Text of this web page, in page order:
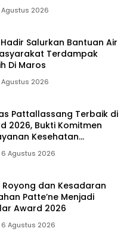
Agustus 2026
Salurkan Bantuan Air
Terdampak
Di Maros
Agustus 2026
Pattallassang Terbaik di
2026, Bukti Komitmen
Kesehatan
6 Agustus 2026
dan Kesadaran
Patte’ne Menjadi
Award 2026
6 Agustus 2026